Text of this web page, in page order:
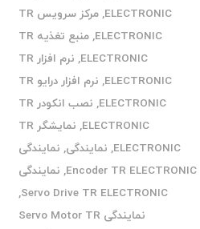
ELECTRONIC
,
مرکز سرویس TR
ELECTRONIC
,
منبع تغذیه TR
ELECTRONIC
,
نرم افزار TR
ELECTRONIC
,
نرم افزار درایو TR
ELECTRONIC
,
نصب انکودر TR
ELECTRONIC
,
نمایشگر TR
ELECTRONIC
, نمایندگی, نمایندگی
Encoder TR ELECTRONIC
, نمایندگی
Servo Drive TR ELECTRONIC
,
نمایندگی Servo Motor TR